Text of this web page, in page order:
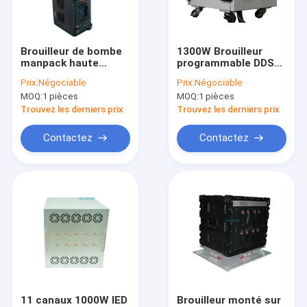
Le spectacle VR
Contrôle qualité
Contactez-nous
Brouilleur de signal de téléphone portable
Brouilleur de bombe
manpack haute
10 antennes et
portée de 300m pour
la protection de
Prix:Négociable
MOQ:1 pièces
Trouvez les derniers prix
Contactez
1300W Brouilleur
programmable DDS
bande 20-3000MHz
et 13 antennes
omnidirectionnelles
Prix:Négociable
MOQ:1 pièces
Trouvez les derniers prix
Contactez
11 canaux 1000W IED
Brouilleur monté sur